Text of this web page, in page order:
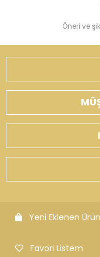
Öneri ve
Yeni Eklenen
Favori Listem